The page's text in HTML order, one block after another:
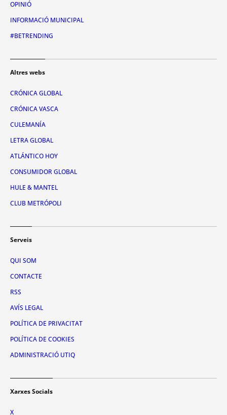
OPINIÓ
INFORMACIÓ MUNICIPAL
#BETRENDING
Altres webs
CRÓNICA GLOBAL
CRÓNICA VASCA
CULEMANÍA
LETRA GLOBAL
ATLÁNTICO HOY
CONSUMIDOR GLOBAL
HULE & MANTEL
CLUB METRÓPOLI
Serveis
QUI SOM
CONTACTE
RSS
AVÍS LEGAL
POLÍTICA DE PRIVACITAT
POLÍTICA DE COOKIES
ADMINISTRACIÓ UTIQ
Xarxes Socials
X